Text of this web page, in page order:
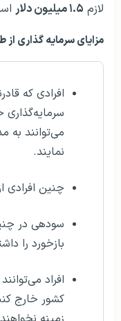
لازم ۱.۵ میلیون دلار
مزایای سرمایه گذاری
افرادی که
سرمایه‌گذاری
می‌توانند به
نمایند.
چنین افرادی
سودهی در
بازخورد را
افراد
کشور خارج